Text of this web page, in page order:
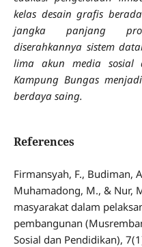
kelas desain grafis
jangka panjang
diserahkannya sistem
lima akun media sosial
Kampung Bungas
berdaya saing.
References
Firmansyah, F., Budiman,
Muhamadong, M., & Nur,
masyarakat dalam
pembangunan
Sosial dan Pendidikan),